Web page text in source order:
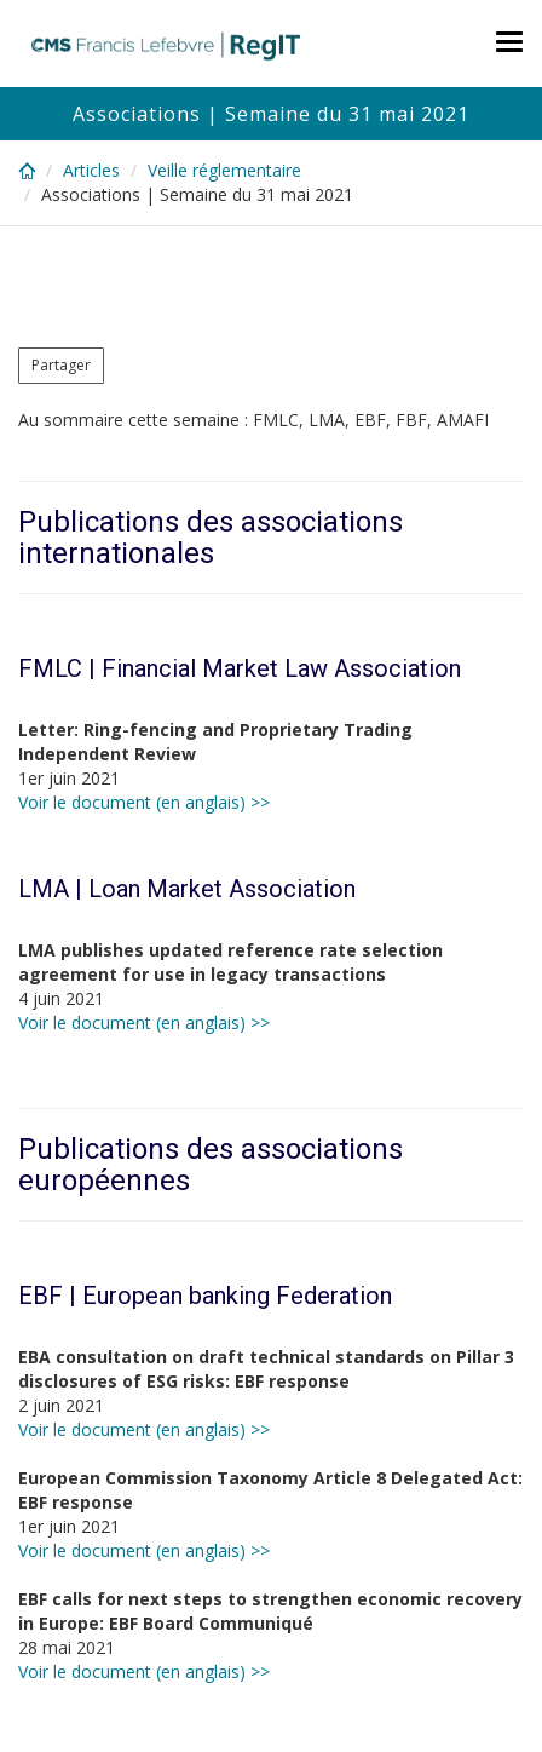
content
Associations | Semaine du 31 mai 2021
Articles
Veille réglementaire
Associations | Semaine du 31 mai 2021
Partager
Au sommaire cette semaine : FMLC, LMA, EBF, FBF, AMAFI
Publications des associations
internationales
FMLC | Financial Market Law Association
Letter: Ring-fencing and Proprietary Trading
Independent Review
1er juin 2021
Voir le document (en anglais) >>
LMA | Loan Market Association
LMA publishes updated reference rate selection
agreement for use in legacy transactions
4 juin 2021
Voir le document (en anglais) >>
Publications des associations
européennes
EBF | European banking Federation
EBA consultation on draft technical standards on Pillar 3
disclosures of ESG risks: EBF response
2 juin 2021
Voir le document (en anglais) >>
European Commission Taxonomy Article 8 Delegated Act:
EBF response
1er juin 2021
Voir le document (en anglais) >>
EBF calls for next steps to strengthen economic recovery
in Europe: EBF Board Communiqué
28 mai 2021
Voir le document (en anglais) >>